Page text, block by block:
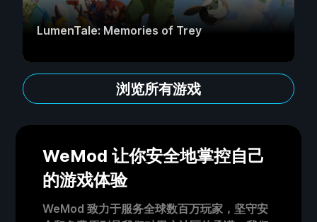
LumenTale: Memories of Trey
浏览所有游戏
WeMod 让你安全地掌控自己
的游戏体验
WeMod 致力于服务全球数百万玩家，坚守安